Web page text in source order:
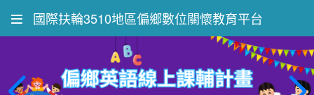
國際扶輪3510地區偏鄉數位關懷教育平台